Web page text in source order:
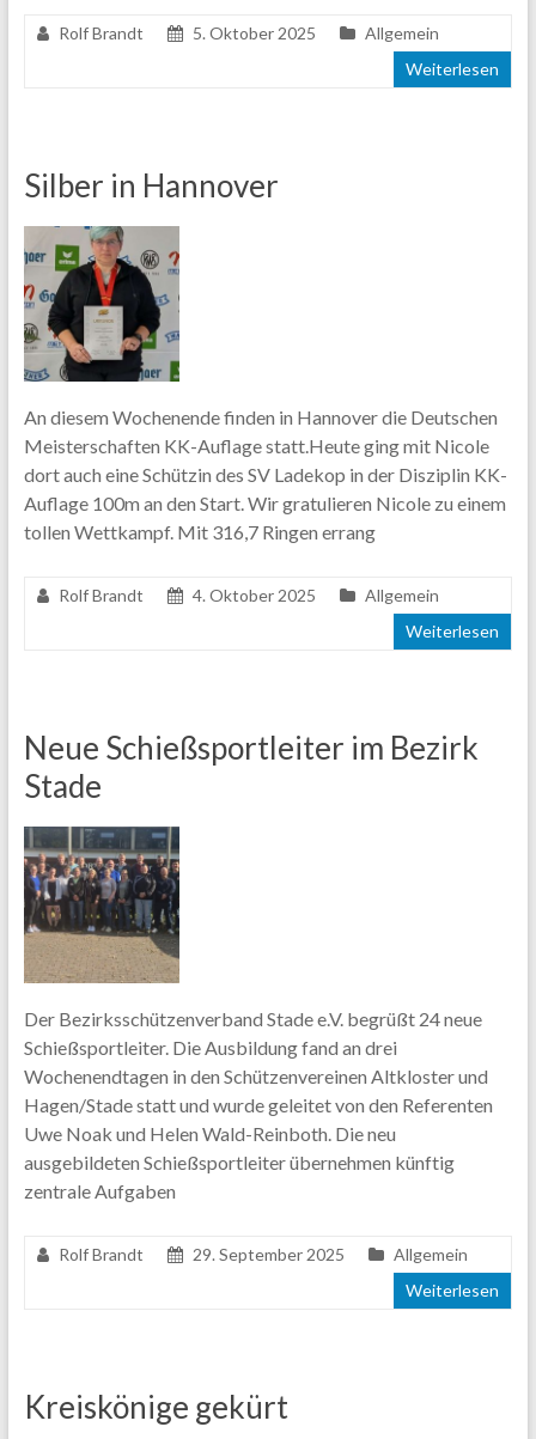
Rolf Brandt 5. Oktober 2025
Allgemein
Weiterlesen
Silber in Hannover
An diesem Wochenende finden in Hannover die Deutschen
Meisterschaften KK-Auflage statt.Heute ging mit Nicole
dort auch eine Schützin des SV Ladekop in der Disziplin KK-
Auflage 100m an den Start. Wir gratulieren Nicole zu einem
tollen Wettkampf. Mit 316,7 Ringen errang
Rolf Brandt 4. Oktober 2025
Allgemein
Weiterlesen
Neue Schießsportleiter im Bezirk
Stade
Der Bezirksschützenverband Stade e.V. begrüßt 24 neue
Schießsportleiter. Die Ausbildung fand an drei
Wochenendtagen in den Schützenvereinen Altkloster und
Hagen/Stade statt und wurde geleitet von den Referenten
Uwe Noak und Helen Wald-Reinboth. Die neu
ausgebildeten Schießsportleiter übernehmen künftig
zentrale Aufgaben
Rolf Brandt 29. September 2025
Allgemein
Weiterlesen
Kreiskönige gekürt